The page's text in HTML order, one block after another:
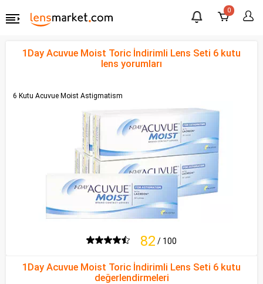
0
1Day Acuvue Moist Toric İndirimli Lens Seti 6 kutu
lens yorumları
6 Kutu Acuvue Moist Astigmatism
82 / 100
1Day Acuvue Moist Toric İndirimli Lens Seti 6 kutu
değerlendirmeleri